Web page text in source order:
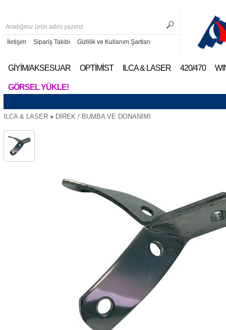
İletişim Sipariş Takibi Gizlilik ve Kullanım Şartları
GİYİM/AKSESUAR OPTİMİST ILCA & LASER 420/470
GÖRSEL YÜKLE!
ILCA & LASER » DİREK / BUMBA VE DONANIMI